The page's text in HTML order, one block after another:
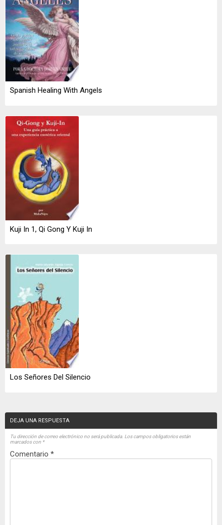
Spanish Healing With Angels
Kuji In 1, Qi Gong Y Kuji In
Los Señores Del Silencio
DEJA UNA RESPUESTA
Tu dirección de correo electrónico no será publicada. Los campos obligatorios están
marcados con *
Comentario *